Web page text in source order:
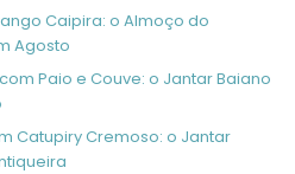
Caipira: o Almoço do
Agosto
Paio e Couve: o Jantar Baiano
Catupiry Cremoso: o Jantar